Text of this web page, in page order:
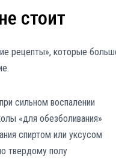
стоит
рецепты», которые
сильном воспалении
«для обезболивания»
спиртом или уксусом
твердому полу